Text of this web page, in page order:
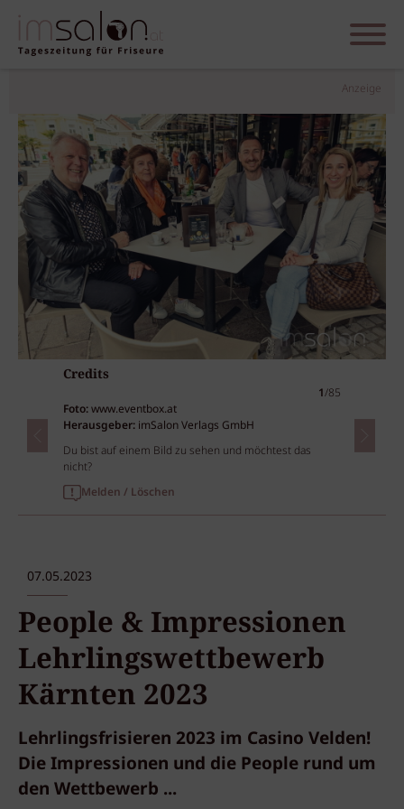
Anzeige
Credits
1/85
Foto:www.eventbox.at
Herausgeber: imSalon Verlags GmbH
Du bist auf einem Bild zu sehen und möchtest das
nicht?
Melden / Löschen
07.05.2023
People & Impressionen
Lehrlingswettbewerb
Kärnten 2023
Lehrlingsfrisieren 2023 im Casino Velden!
Die Impressionen und die People rund um
den Wettbewerb ...